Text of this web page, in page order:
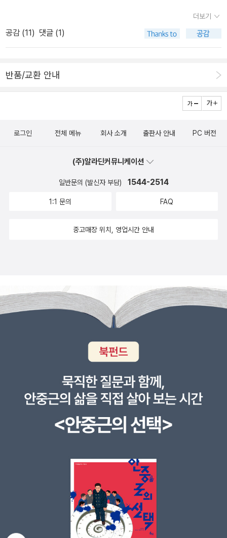
의 이점이 충분하기에 발생하는 일이다. 첫 번째는 기존 생물체가 영
구히 존속한 상태에서 다음 생명체가 태어나면 지구의 자원의 한정되
어 있기에 결국 모두가 존속하고 번식할만한 식량과 생활공간이 부족
속하고 번식을 할 수 있다. 아마 자신들이 죽지 않는다면 부모개체는
아마 경쟁하여 제거하려 들 것이다. 다른 이점은 생물의 진화를 위해
는 굳이 자손을 낳으려는 욕구나 기능자체가 아예 생겨나지 않았을
부모의 형질은 결국 변하지 않으므로 급변하는 환경에 대한 대응력은
당연히 떨어질 것이고 종이 끝나버릴 가능성도 높아질 것이다. 또한
일어나지 않을 것이다. 즉, 종이 멸종하기 쉬워지는 것이다. 때문에 진
생에서 죽음으로 마무리되는 과정이라 볼 수 있다. 노화는 신체의 기
순방향이 되고 자연히 상보적이라서 반대쪽 부분은 역방향이다. 희안
하게도 복제의 방향은 정해져 있어 역방향 부분을 복제하는 경우 매
우 짧은 부분마다 순방향으로 복제에 사슬처럼 연결해서 붙여야 한
을 넣기가 어려워져 복제가 되지 않아 없어지는데 그래서 텔로미어가
짧아지는 것이다. 이것이 반복되면 결국 염색체가 짧아져 기능하지
않을 수 있는데 그래서 개체가 건강할 땐 이 부분에 대한 수리가 일어
난다. 하지만 결국 나이가 들면 이 기능이 떨어져 점점 신체기능이 약
화된다. 인간에게 노화와 관련한 유전자는 크게 세 가지가 알려져있
다. GPR1, FOB1, SIR2다. GPR1은 당센서로 당이 세포주변에 있
다는 것을 알려주는 것으로 세포는 당을 이용할 준비를 하게 된다. 이
게도 이러면 세포는 발육이 줄고 크기도 줄지만 수명은 늘어난다. 책
노화의 종말에서는 영양분이 줄경우 세포의 수명이 늘어나는 것에 대
해 영양분의 결핍은 번식을 위한 주변 환경이 좋지 못함을 의미하고
번식을 미루기 위해 수명이 늘어나는 것으로 설명한다. 실제 영양분
부족, 추위, 가혹한 신체적 고통(운동)은 개체의 수명을 늘려준다. F
OB1은 망가지면 수명이 무려 60%가 늘어나며, SIR2는 유전자 수
ecular Biology (Harvard Univ. Press)국역 김광일 외(2002) 분
자 생물학: 실험과 사유의 역사 +> 나란히 두고 보면 좋은 책 - An
dré Pichot (1999) Histoire de la notion de gène 국역 이정희
95) What Is Life?국역 김영 (2015) 생명이란 무엇인가 - Paul N
이한음 (2021) 생명이란 무엇인가 - 정우현 (2022) 생명을 묻다: 과
『어느 존속 살해범의 일기』 샀는데, 유제프 차프스키가 포로수용소에
서 프루스트 강의를 한 내용이라는 『무너지지 않기 위하여』도 나와
냉큼 구매. 류재화 번역가라 더 신뢰.프루스트 산문집 『어느 존속 살
제나 아름답고 품위있는데, 그를 좋아하는 사람들의 글도 성향이 비
손이 있어 교환 신청. 설 연휴 배송 문제로 맞교환 하지 않고 다시 보
있는 책이 나오면 망설임 없이 삽니다. 마틴 게이퍼드 『현대 미술의
는 저자라 어떤 책이든 믿고 살만합니다. 신간 『예술과 풍경』에서는
책도 제가 모으는 품목입니다. 가장 읽고 싶은 『infinite jest 무한한
소식이라 원서 중고 구입. 하루 한 페이지씩 읽다 보면 번역되어 나오
이 여유롭고 보들보들합니다. 잠시 외출할 때 간단한 소지품 넣고 다
니기 좋은 가방.알라딘 굿즈 사다가 그레이 성애가 더 심해졌어요;;이
달엔 그레이 랩탑 파우치 구매. 내부가 따땃한 융털이라 노트북보다
으니 그것은 피너츠!이벤트 굿즈도 아닌데 굳이 정가를 주고 산 피너
츠 참 브로치. 본전 생각해서 매일매일 하고 다녀야겠어요😚
한 가지 연구에만 몰입하고 주변에서 매진하도록 배려하는 분위기는
사뭇 이곳 연구실의 분위기와 문화가 다르다. 논문 저자에 숟가락 얻
는 것을 밥먹듯이 하는 관행과 다르게 많은 역할을 했음에도 사양하
는 끊임없이 끌어내리는 힘으로 작용하지 연구에 더욱 매진하게 하는
배려로 이루어지지 않는 것 같다. 아니 확연한 차이다. 하고싶은 것은
하게 하는 암묵지가 없다 싶다.글들을 쫓아가면 린마굴리스가 점점
찰하기가 쉬워진다. 잘게 잘게 있었던 지식들을 이어준다는 느낌이
다섯장을 말하고 6장은 유전자 편집이나 조작으로 대별되는 가능성
을 이야기 한다. 그런데 다소 불편했다. 과학 기술이 자본에 봉사하는
말한다. 가난한 사람들이나 아픈 사람들을 위해 이 기술이 정말정말
우려보다는 아픈이와 가난한 이들을 위해서라고. 변명일까 아닐까.
장은 생명이란 무엇인가 총괄편이다. 물론 책 제목은 아시다시피 슈
렌딩거의 책 제목에서 나온 것이다. 6장에서 하고자 하는 말씀은 알
겠지만 빼도 좋을 듯싶은 미련이 들었다.볕뉘.출근 길 라디오에서 특
페트 회수율이 95%인데 우리는 65%라거나, 비닐을 소각하는 방법
에서 기후 이야기까지. 하지만 소빙하기도 있듯이 자신은 탄소배출이
식물들로 흡수가 가능하다. led로 24시간 식물팜을 하는데 어쩌구
사업가로서 급히 하지 않으면 안되어 쫓기는 느낌의 두서없는 강의에
다가 기후위기 회의론을 슬며시 섞는다. 기후위기로 여기저기 다니지
않는 데가 없으며 하물며 그 일로 돈까지 벌면서, 관점은 아직도 정리
되지 않은 채로... ...뭐하는 꼴이람.....그래 그게 내모습 같겠다. 그 꼴.
더보기
공감 (11) 댓글 (1)
반품/교환 안내
로그인 전체 메뉴 회사 소개 출판사 안내 PC 버전
(주)알라딘커뮤니케이션
일반문의 (발신자 부담) 1544-2514
1:1 문의 FAQ
중고매장 위치, 영업시간 안내